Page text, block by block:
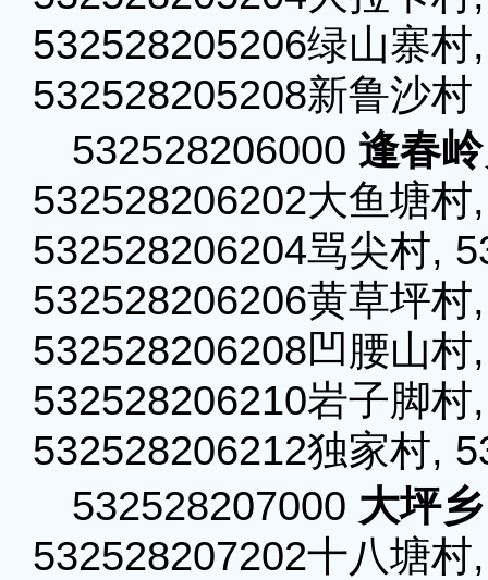
532528205206绿山寨
532528205208新鲁沙村
532528206000 逢春
532528206202大鱼塘
532528206204骂尖村,
532528206206黄草坪
532528206208凹腰山
532528206210岩子脚
532528206212独家村,
532528207000 大坪乡
532528207202十八塘